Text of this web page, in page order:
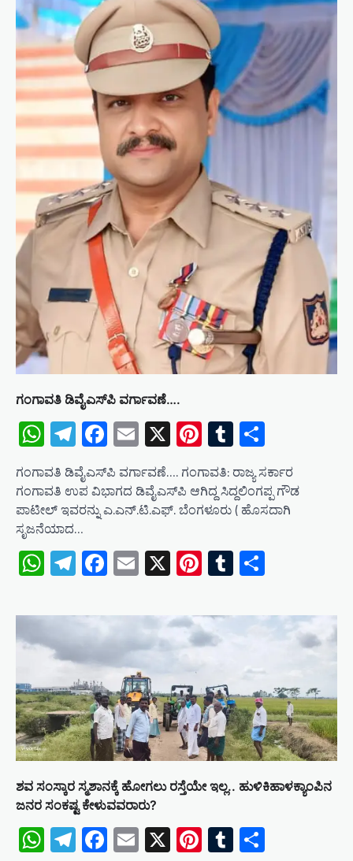
ಗಂಗಾವತಿ ಡಿವೈಎಸ್‌ಪಿ ವರ್ಗಾವಣೆ….
WhatsApp
Telegram
Facebook
Email
X Pinterest
Tumblr
ಗಂಗಾವತಿ ಡಿವೈಎಸ್‌ಪಿ ವರ್ಗಾವಣೆ…. ಗಂಗಾವತಿ: ರಾಜ್ಯ ಸರ್ಕಾರ
ಗಂಗಾವತಿ ಉಪ ವಿಭಾಗದ ಡಿವೈಎಸ್‌ಪಿ ಆಗಿದ್ದ ಸಿದ್ದಲಿಂಗಪ್ಪ ಗೌಡ
ಪಾಟೀಲ್ ಇವರನ್ನು ಎ.ಎನ್.ಟಿ.ಎಫ್. ಬೆಂಗಳೂರು ( ಹೊಸದಾಗಿ
ಸೃಜನೆಯಾದ…
WhatsApp
Telegram
Facebook
Email
X Pinterest
Tumblr
ಶವ ಸಂಸ್ಕಾರ ಸ್ಮಶಾನಕ್ಕೆ ಹೋಗಲು ರಸ್ತೆಯೇ ಇಲ್ಲ.. ಹುಳಿಕಿಹಾಳಕ್ಯಾಂಪಿನ
ಜನರ ಸಂಕಷ್ಟ ಕೇಳುವವರಾರು?
WhatsApp
Telegram
Facebook
Email
X Pinterest
Tumblr